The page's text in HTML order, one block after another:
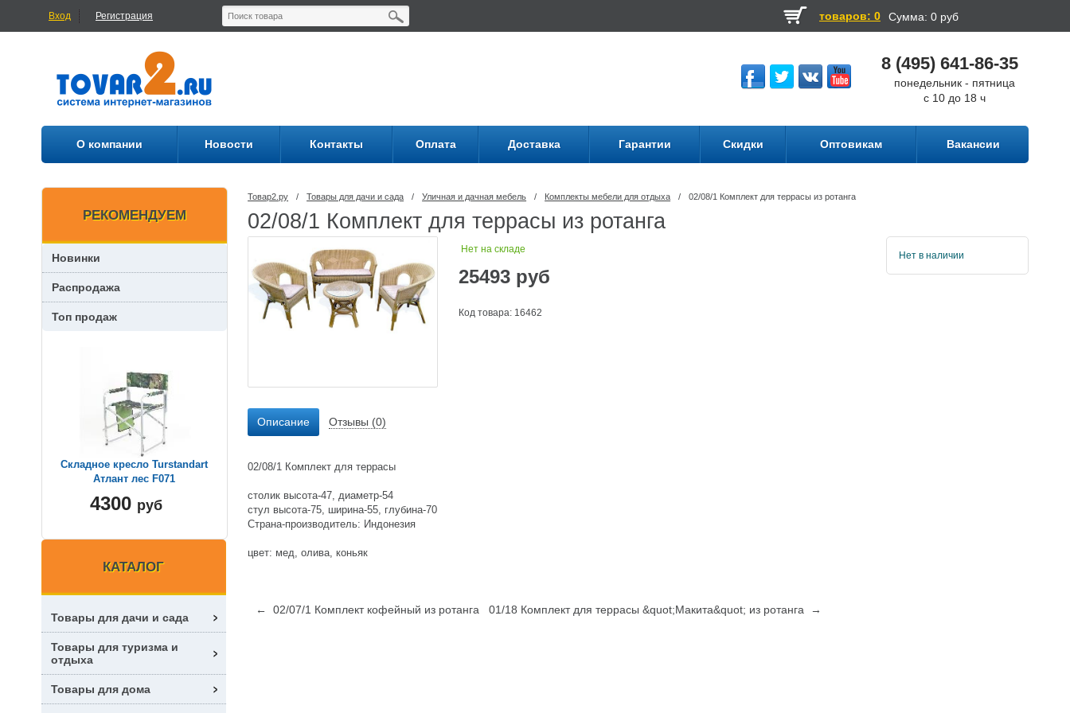
Вход Регистрация товаров: 0 Сумма: 0 руб
8 (495) 641-86-35
понедельник - пятница
с 10 до 18 ч
О компании Новости Контакты Оплата Доставка Гарантии Скидки Оптовикам Вакансии
Товар2.ру / Товары для дачи и сада / Уличная и дачная мебель / Комплекты мебели для отдыха / 02/08/1 Комплект для террасы из ротанга
02/08/1 Комплект для террасы из ротанга
Нет на складе
25493 руб
Код товара: 16462
Нет в наличии
Описание Отзывы (0)
02/08/1 Комплект для террасы
столик высота-47, диаметр-54
стул высота-75, ширина-55, глубина-70
Страна-производитель: Индонезия
цвет: мед, олива, коньяк
← 02/07/1 Комплект кофейный из ротанга 01/18 Комплект для террасы &quot;Макита&quot; из ротанга →
РЕКОМЕНДУЕМ
Новинки
Распродажа
Топ продаж
Складное кресло Turstandart
Атлант лес F071
4300 руб
КАТАЛОГ
Товары для дачи и сада
Товары для туризма и
отдыха
Товары для дома